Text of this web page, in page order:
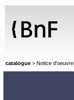
catalogue > Notice d'oeuvre